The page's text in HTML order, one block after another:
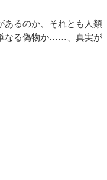
るのか、それとも人類
なる偽物か……、真実が